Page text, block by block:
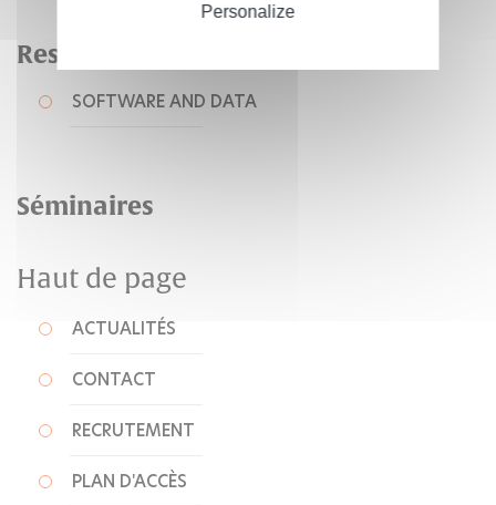
Haut de page
ACTUALITÉS
CONTACT
RECRUTEMENT
PLAN D'ACCÈS
Ressources
SOFTWARE AND DATA
Séminaires
Personalize